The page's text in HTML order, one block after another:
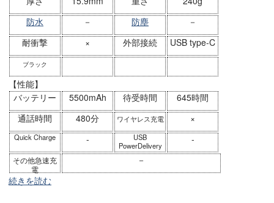
防水
－ 防塵
－
耐衝撃
× 外部接続 USB type-C
ブラック
【性能】
バッテリー
5500mAh 待受時間
645時間
通話時間
480分 ワイヤレス充電 ×
Quick Charge -
USB
PowerDelivery
-
その他急速充
電
－
続きを読む